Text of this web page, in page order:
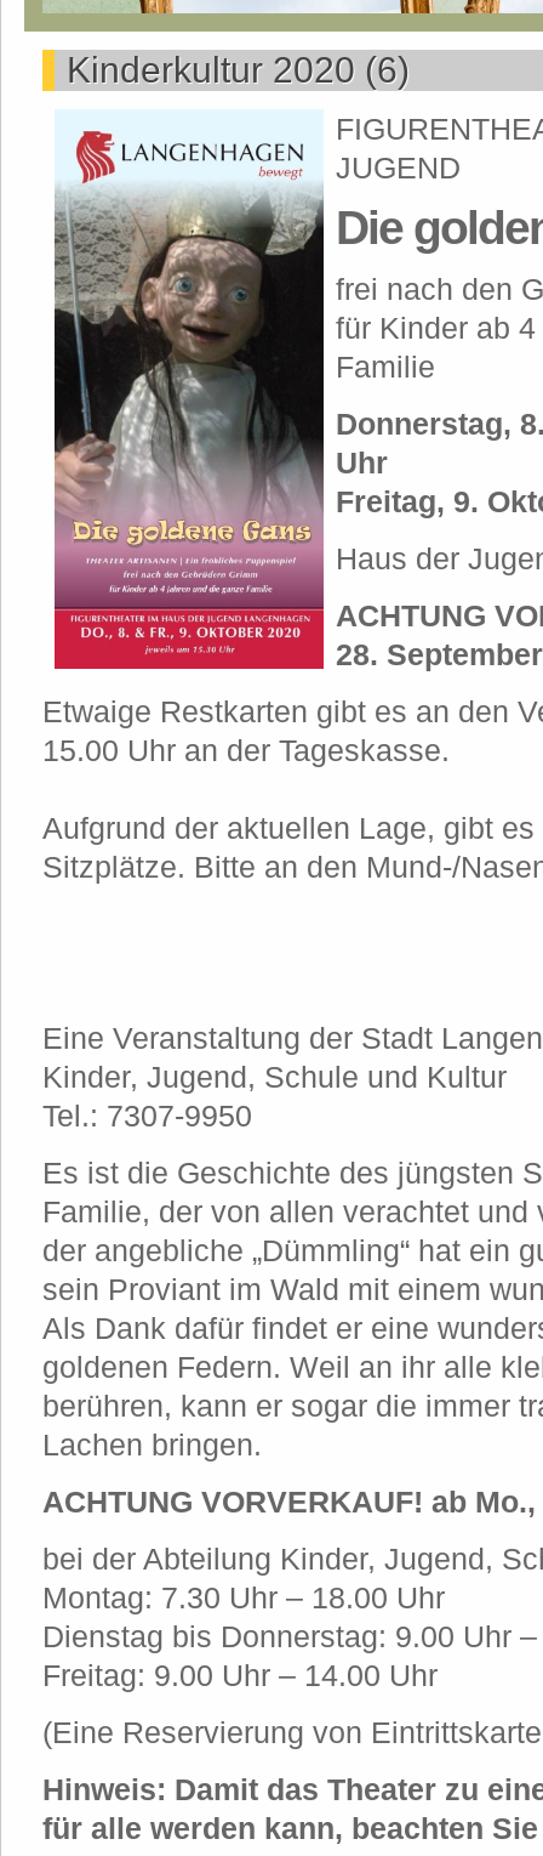
Kinderkultur 2020 (6)
JUGEND
Die
frei nach den
für Kinder ab
Familie
Donnerstag,
Uhr
Freitag, 9.
Haus der
ACHTUNG
28.
Etwaige Restkarten gibt es an den
15.00 Uhr an der Tageskasse.
Aufgrund der aktuellen Lage, gibt
Sitzplätze. Bitte an den Mund-/
Eine Veranstaltung der Stadt
Kinder, Jugend, Schule und Kultur
Tel.: 7307-9950
Es ist die Geschichte des jüngsten
Familie, der von allen verachtet und
der angebliche „Dümmling“ hat ein
sein Proviant im Wald mit einem
Als Dank dafür findet er eine
goldenen Federn. Weil an ihr alle
berühren, kann er sogar die immer
Lachen bringen.
ACHTUNG VORVERKAUF! ab
bei der Abteilung Kinder, Jugend,
Montag: 7.30 Uhr – 18.00 Uhr
Dienstag bis Donnerstag: 9.00 Uhr
Freitag: 9.00 Uhr – 14.00 Uhr
(Eine Reservierung von
Hinweis: Damit das Theater zu
für alle werden kann, beachten